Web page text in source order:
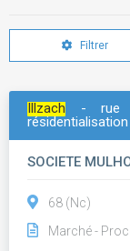
Filtrer
Illzach - rue
SOCIETE
68 (Nc)
Marché -